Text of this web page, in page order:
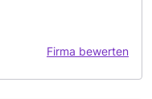
Firma bewerten